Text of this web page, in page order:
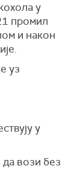
у
промил
и након
уз
у
да вози без